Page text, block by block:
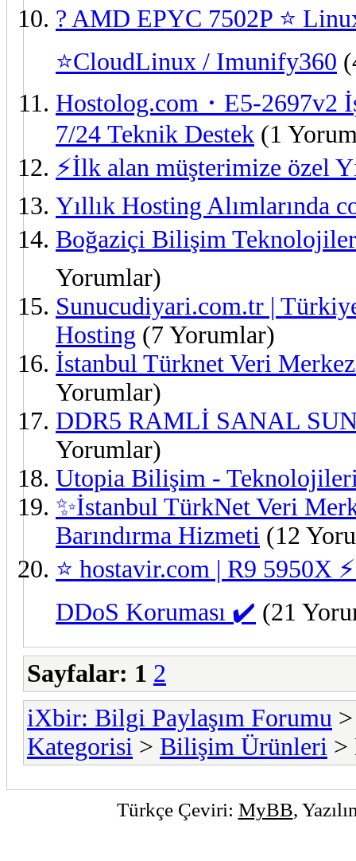
? AMD EPYC 7502P ⭐
⭐CloudLinux / Imunify360
Hostolog.com・E5-2697v2
7/24 Teknik Destek (1
⚡İlk alan müşterimize özel
Yıllık Hosting Alımlarında
Boğaziçi Bilişim
Yorumlar)
Sunucudiyari.com.tr |
Hosting (7 Yorumlar)
İstanbul Türknet Veri
Yorumlar)
DDR5 RAMLİ SANAL
Yorumlar)
Utopia Bilişim -
✨İstanbul TürkNet Veri
Barındırma Hizmeti (12
⭐ hostavir.com | R9 5950X
DDoS Koruması ️✔️ (21
Sayfalar: 1 2
iXbir: Bilgi Paylaşım Forumu
Kategorisi > Bilişim Ürünleri >
Türkçe Çeviri: MyBB,